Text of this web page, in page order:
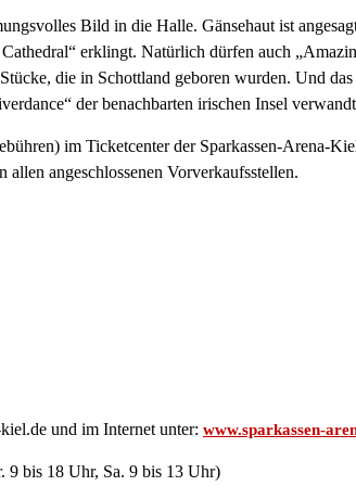
Bild in die Halle. Gänsehaut ist
erklingt. Natürlich dürfen auch
die in Schottland geboren wurden. Und
der benachbarten irischen Insel
im Ticketcenter der Sparkassen-Arena-
angeschlossenen Vorverkaufsstellen.
und im Internet unter: www.sparkassen-
9 bis 18 Uhr, Sa. 9 bis 13 Uhr)